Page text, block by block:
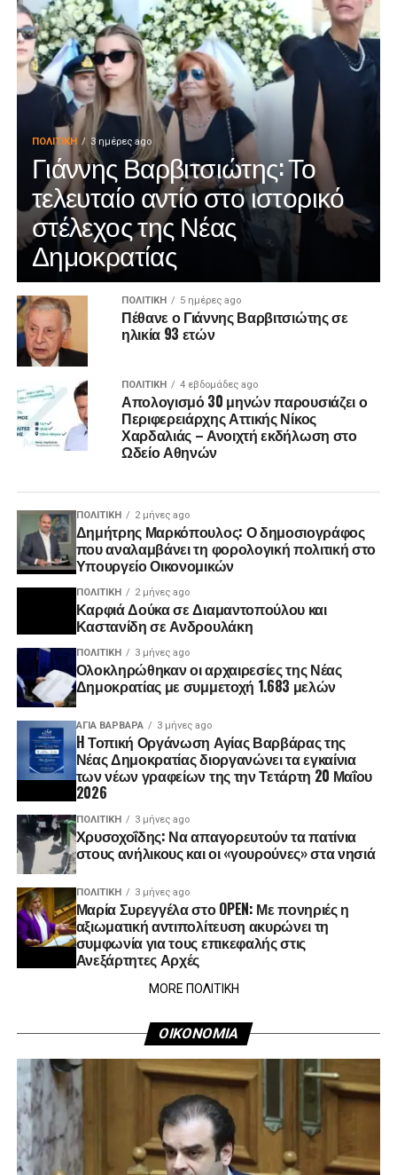
ΠΟΛΙΤΙΚΉ 3 ημέρες ago
Γιάννης Βαρβιτσιώτης: Το
τελευταίο αντίο στο ιστορικό
στέλεχος της Νέας
Δημοκρατίας
ΠΟΛΙΤΙΚΉ 5 ημέρες ago
Πέθανε ο Γιάννης Βαρβιτσιώτης σε
ηλικία 93 ετών
ΠΟΛΙΤΙΚΉ 4 εβδομάδες ago
Απολογισμό 30 μηνών παρουσιάζει ο
Περιφερειάρχης Αττικής Νίκος
Χαρδαλιάς – Ανοιχτή εκδήλωση στο
Ωδείο Αθηνών
ΠΟΛΙΤΙΚΉ 2 μήνες ago
Δημήτρης Μαρκόπουλος: Ο δημοσιογράφος
που αναλαμβάνει τη φορολογική πολιτική στο
Υπουργείο Οικονομικών
ΠΟΛΙΤΙΚΉ 2 μήνες ago
Καρφιά Δούκα σε Διαμαντοπούλου και
Καστανίδη σε Ανδρουλάκη
ΠΟΛΙΤΙΚΉ 3 μήνες ago
Ολοκληρώθηκαν οι αρχαιρεσίες της Νέας
Δημοκρατίας με συμμετοχή 1.683 μελών
ΑΓΙΑ ΒΑΡΒΑΡΑ 3 μήνες ago
H Τοπική Οργάνωση Αγίας Βαρβάρας της
Νέας Δημοκρατίας διοργανώνει τα εγκαίνια
των νέων γραφείων της την Τετάρτη 20 Μαΐου
2026
ΠΟΛΙΤΙΚΉ 3 μήνες ago
Χρυσοχοΐδης: Να απαγορευτούν τα πατίνια
στους ανήλικους και οι «γουρούνες» στα νησιά
ΠΟΛΙΤΙΚΉ 3 μήνες ago
Μαρία Συρεγγέλα στο OPEN: Με πονηριές η
αξιωματική αντιπολίτευση ακυρώνει τη
συμφωνία για τους επικεφαλής στις
Ανεξάρτητες Αρχές
MORE ΠΟΛΙΤΙΚΗ
ΟΙΚΟΝΟΜΙΑ